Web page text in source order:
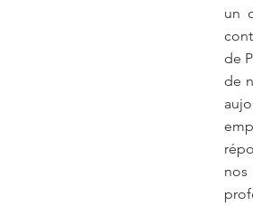
un
de
de
nos